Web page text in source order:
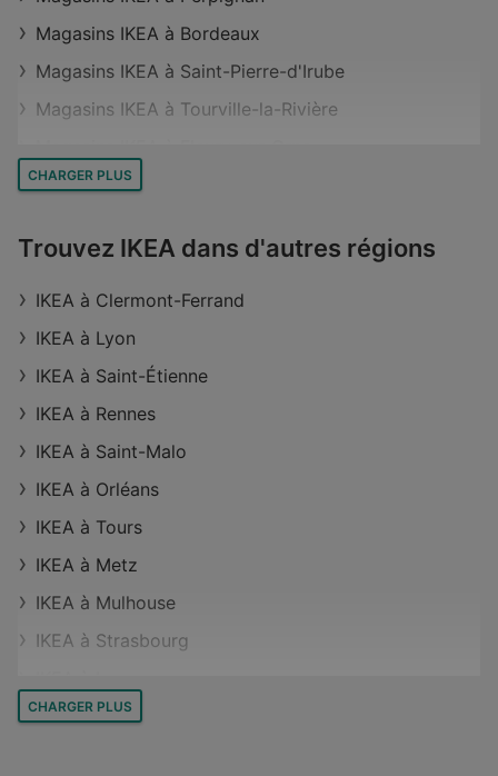
Magasins IKEA à Bordeaux
Magasins IKEA à Saint-Pierre-d'Irube
Magasins IKEA à Tourville-la-Rivière
Magasins IKEA à Capinghem
Magasins IKEA à Morschwiller-le-Bas
Magasins IKEA à La Maxe
Magasins IKEA à Le Tronchet
Magasins IKEA à Dijon
Magasins IKEA à Terrenoire
Magasins IKEA à Saint-Martin-d'Hères
Magasins IKEA à Vélizy-Villacoublay
CHARGER PLUS
Trouvez IKEA dans d'autres régions
IKEA à Clermont-Ferrand
IKEA à Lyon
IKEA à Saint-Étienne
IKEA à Rennes
IKEA à Saint-Malo
IKEA à Orléans
IKEA à Tours
IKEA à Metz
IKEA à Mulhouse
IKEA à Strasbourg
IKEA à Caen
CHARGER PLUS